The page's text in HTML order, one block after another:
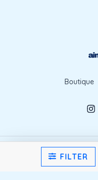
FILTER
Boutique
© 2026